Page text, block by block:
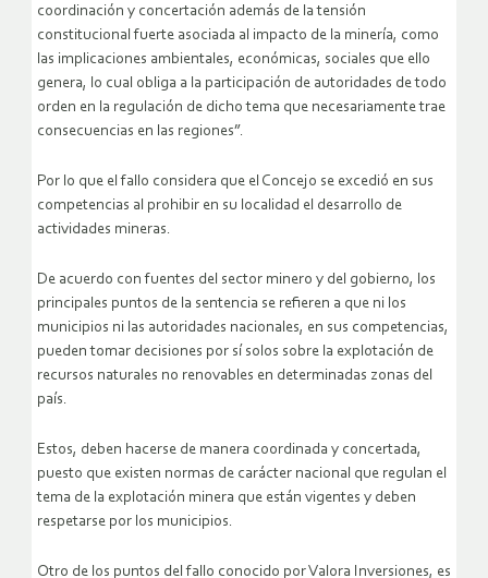
coordinación y concertación además de la tensión
constitucional fuerte asociada al impacto de la minería, como
las implicaciones ambientales, económicas, sociales que ello
genera, lo cual obliga a la participación de autoridades de todo
orden en la regulación de dicho tema que necesariamente trae
consecuencias en las regiones”.
Por lo que el fallo considera que el Concejo se excedió en sus
competencias al prohibir en su localidad el desarrollo de
actividades mineras.
De acuerdo con fuentes del sector minero y del gobierno, los
principales puntos de la sentencia se refieren a que ni los
municipios ni las autoridades nacionales, en sus competencias,
pueden tomar decisiones por sí solos sobre la explotación de
recursos naturales no renovables en determinadas zonas del
país.
Estos, deben hacerse de manera coordinada y concertada,
puesto que existen normas de carácter nacional que regulan el
tema de la explotación minera que están vigentes y deben
respetarse por los municipios.
Otro de los puntos del fallo conocido por Valora Inversiones, es